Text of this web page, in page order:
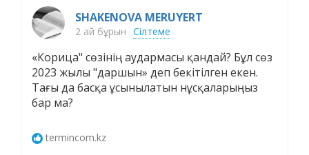
SHAKENOVA MERUYERT
2 ай бұрын Сілтеме
«Корица" сөзінің аудармасы қандай? Бұл сөз
2023 жылы "даршын» деп бекітілген екен.
Тағы да басқа ұсынылатын нұсқаларыңыз
бар ма?
termincom.kz